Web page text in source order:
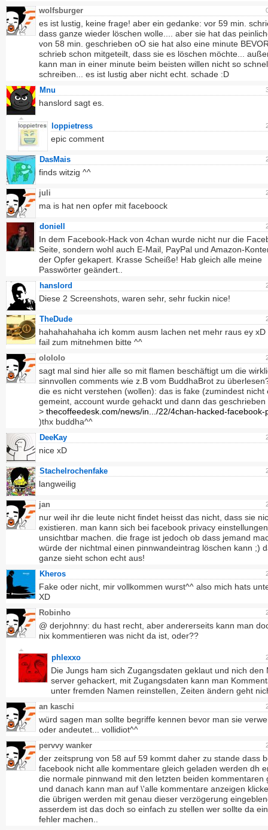
wolfsburger
es ist lustig, keine frage! aber ein gedanke: vor 59 min.
dass ganze wieder löschen wolle.... aber sie hat das
von 58 min. geschrieben oO sie hat also eine minute
schrieb schon mitgeteilt, dass sie es löschen möchte...
kann man in einer minute beim beisten willen nicht so
schreiben... es ist lustig aber nicht echt. schade :D
Mnu
hanslord sagt es.
loppietress
epic comment
DasMais
finds witzig ^^
juli
ma is hat nen opfer mit faceboock
doniell
In dem Facebook-Hack von 4chan wurde nicht nur die
Seite, sondern wohl auch E-Mail, PayPal und Amazon-
der Opfer gekapert. Krasse Scheiße! Hab gleich alle meine
Passwörter geändert..
hanslord
Diese 2 Screenshots, waren sehr, sehr fuckin nice!
TheDude
hahahahahaha ich komm ausm lachen net mehr raus ey xD
fail zum mitnehmen bitte ^^
olololo
sagt mal sind hier alle so mit flamen beschäftigt um die
sinnvollen comments wie z.B vom BuddhaBrot zu
die es nicht verstehen (wollen): das is fake (zumindest nicht
gemeint, account wurde gehackt und dann das geschrieben
> thecoffeedesk.com/news/in.../22/4chan-hacked-facebook-
)thx buddha^^
DeeKay
nice xD
Stachelrochenfake
langweilig
jan
nur weil ihr die leute nicht findet heisst das nicht, dass sie
existieren. man kann sich bei facebook privacy
unsichtbar machen. die frage ist jedoch ob dass jemand
würde der nichtmal einen pinnwandeintrag löschen kann ;)
ganze sieht schon echt aus!
Kheros
Fake oder nicht, mir vollkommen wurst^^ also mich hats
XD
Robinho
@ derjohnny: du hast recht, aber andererseits kann man
nix kommentieren was nicht da ist, oder??
phlexxo
Die Jungs ham sich Zugangsdaten geklaut und nich den
server gehackert, mit Zugangsdaten kann man
unter fremden Namen reinstellen, Zeiten ändern geht
an kaschi
würd sagen man sollte begriffe kennen bevor man sie
oder andeutet... vollidiot^^
pervvy wanker
der zeitsprung von 58 auf 59 kommt daher zu stande dass
facebook nicht alle kommentare gleich geladen werden dh
die normale pinnwand mit den letzten beiden kommentaren
und danach kann man auf \'alle kommentare anzeigen
die übrigen werden mit genau dieser verzögerung
asserdem ist das doch so einfach zu stellen wer sollte da
fehler machen..